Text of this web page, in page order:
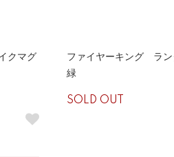
クマグ
ファイヤーキング ラン
緑
SOLD OUT